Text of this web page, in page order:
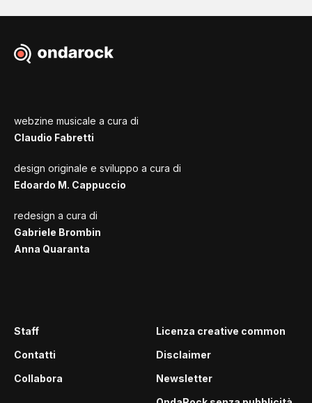
webzine musicale a cura di
Claudio Fabretti
design originale e sviluppo a cura di
Edoardo M. Cappuccio
redesign a cura di
Gabriele Brombin
Anna Quaranta
Staff
Contatti
Collabora
Licenza creative common
Disclaimer
Newsletter